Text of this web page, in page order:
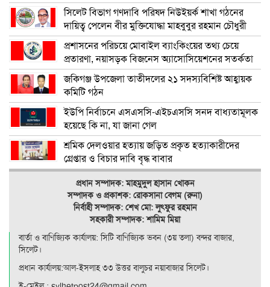
সিলেট বিভাগ গণদাবি পরিষদ নিউইয়র্ক শাখা গঠনের
দায়িত্ব পেলেন বীর মুক্তিযোদ্ধা মাহবুবুর রহমান চৌধুরী
প্রশাসনের পরিচয়ে মোবাইল ব্যাংকিংয়ের তথ্য চেয়ে
প্রতারণা, নয়াসড়ক বিজনেস অ্যাসোসিয়েশনের সতর্কতা
জকিগঞ্জ উপজেলা তাতীদলের ২১ সদস্যবিশিষ্ট আহ্বায়ক
কমিটি গঠন
ইউপি নির্বাচনে এসএসসি-এইচএসসি সনদ বাধ্যতামূলক
হয়েছে কি না, যা জানা গেল
শ্রমিক দেলওয়ার হত্যায় জড়িত প্রকৃত হত্যাকারীদের
গ্রেপ্তার ও বিচার দাবি বৃদ্ধ বাবার
প্রধান সম্পাদক: মাহমুদুল হাসান খোকন
সম্পাদক ও প্রকাশক: রোকসানা বেগম (রুনা)
নির্বাহী সম্পাদক: শেখ মো: লুৎফুর রহমান
সহকারী সম্পাদক: শামিম মিয়া
বার্তা ও বাণিজ্যিক কার্যালয়: সিটি বাণিজ‍্যিক ভবন (৩য় তলা) বন্দর বাজার,
সিলেট।
প্রধান কার্যালয়:আল-ইসলাহ ৩৩ উত্তর বালুচর নয়াবাজার সিলেট।